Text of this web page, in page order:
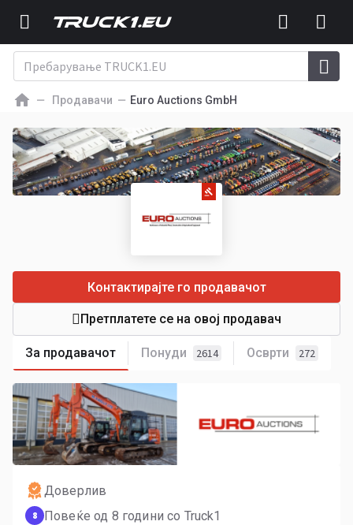
Продавачи Euro Auctions GmbH
За продавачот Понуди 2614 Осврти 272
Контактирајте го продавачот
Претплатете се на овој продавач
Доверлив
8 Повеќе од 8 години со Truck1